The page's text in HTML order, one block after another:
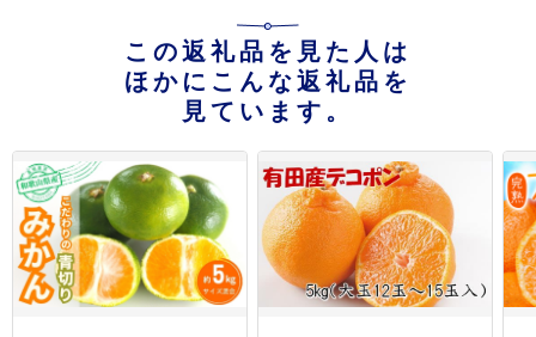
この返礼品を見た人は
ほかにこんな返礼品を
見ています。